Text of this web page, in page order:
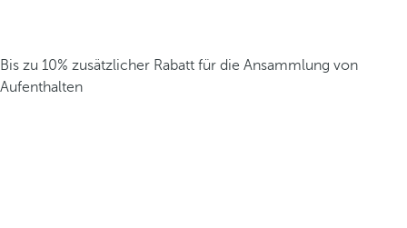
Bis zu 10% zusätzlicher Rabatt für die Ansammlung von
Aufenthalten